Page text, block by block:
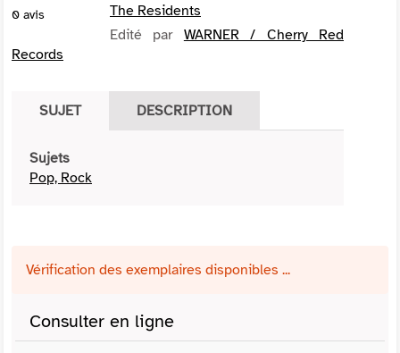
0 avis
The Residents
Edité par WARNER / Cherry Red
Records
SUJET DESCRIPTION
Sujets
Pop, Rock
Vérification des exemplaires disponibles ...
Consulter en ligne